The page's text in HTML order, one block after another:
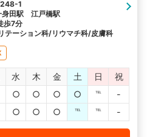
248-1
身田駅 江戸橋駅
歩7分
テーション科/リウマチ科/皮膚科
水 木 金 土 日
祝
○ ○ ○ ○ ℡
-
○ ○ ○ ℡ ℡ -